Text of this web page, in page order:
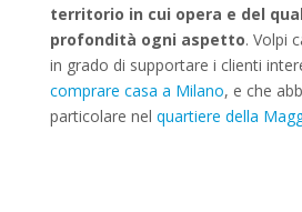
territorio in cui opera e del
profondità ogni aspetto. Volpi
in grado di supportare i clienti
comprare casa a Milano, e che
particolare nel quartiere della